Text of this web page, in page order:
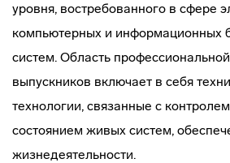
уровня, востребованного в сфере
компьютерных и информационных
систем. Область
выпускников включает в себя
технологии, связанные с
состоянием живых систем,
жизнедеятельности.